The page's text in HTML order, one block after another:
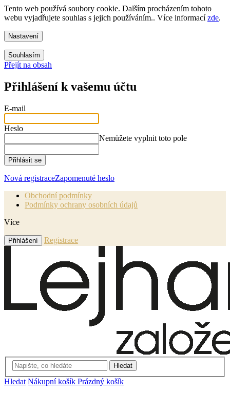
Tento web používá soubory cookie. Dalším procházením tohoto
webu vyjadřujete souhlas s jejich používáním.. Více informacízde.
Nastavení
Souhlasím
Přejít na obsah
Přihlášení k vašemu účtu
E-mail
Heslo
Nemůžete vyplnit toto pole
Přihlásit se
Nová registraceZapomenuté heslo
Obchodní podmínky
Podmínky ochrany osobních údajů
Více
Přihlášení Registrace
Hledat
Hledat Nákupní košík Prázdný košík